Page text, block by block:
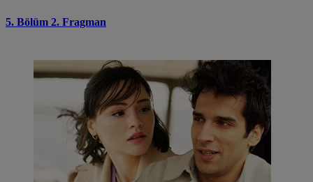
5. Bölüm 2. Fragman